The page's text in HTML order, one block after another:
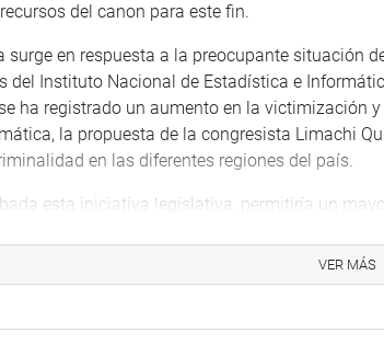
del canon para este fin.
surge en respuesta a la preocupante situación
del Instituto Nacional de Estadística e
ha registrado un aumento en la victimización
la propuesta de la congresista Limachi
en las diferentes regiones del país.
esta iniciativa legislativa, permitiría un
VER MÁS